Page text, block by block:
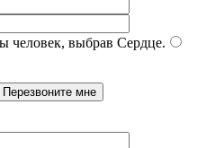
человек, выбрав Сердце.